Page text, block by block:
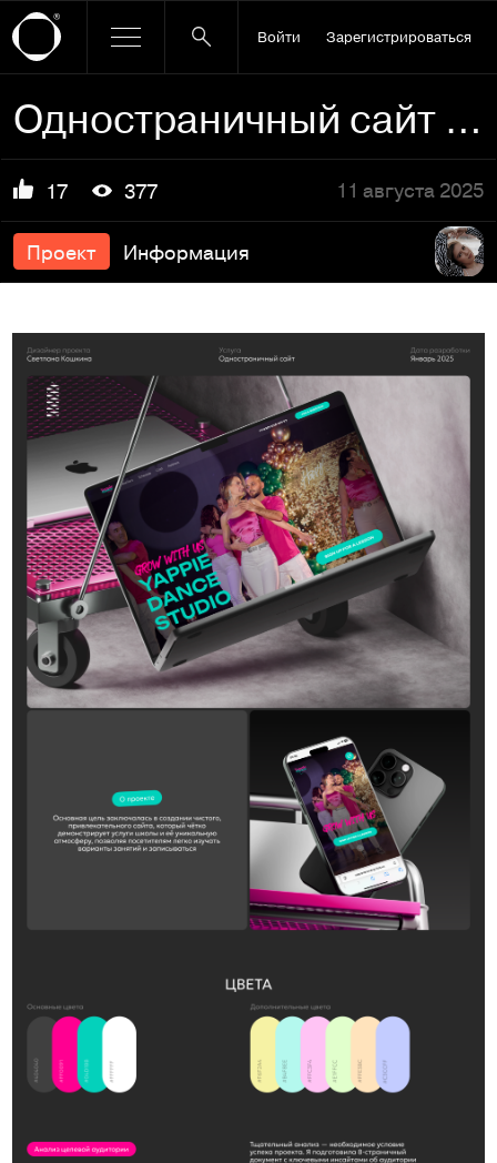
Войти Зарегистрироваться
Одностраничный сайт для школы танцев | Лендинг школы бачаты…
17 377 11 августа 2025
Проект Информация